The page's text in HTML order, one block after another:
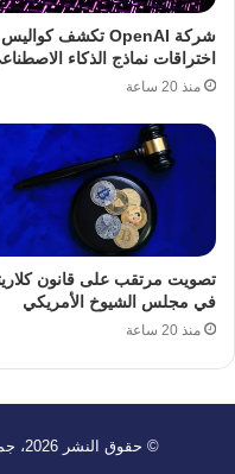
شركة OpenAI تكشف كواليس
اختراقات نماذج الذكاء
منذ 20 ساعة
تصويت مرتقب على قانون
في مجلس الشيوخ الأمريكي
منذ 20 ساعة
© حقوق النشر 2026، جميع الحقوق محفوظة | أفق الكريبتو